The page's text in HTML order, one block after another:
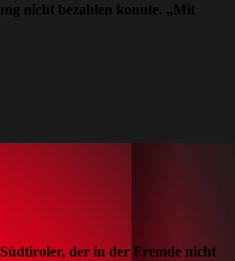
nicht bezahlen konnte. „Mit
der in der Fremde nicht